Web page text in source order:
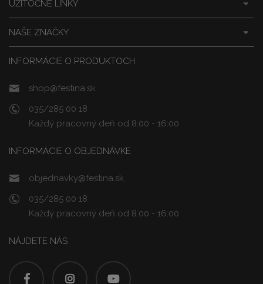
INFORMÁCIE O PRODUKTOCH
shop@festina.sk
035/285 00 18
Každý pracovný deň od 8:00 - 16:00
INFORMÁCIE O OBJEDNÁVKE
objednavky@festina.sk
035/285 00 18
Každý pracovný deň od 8:00 - 16:00
NAŠE ZNAČKY
UŽITOČNÉ LINKY
NÁJDETE NÁS